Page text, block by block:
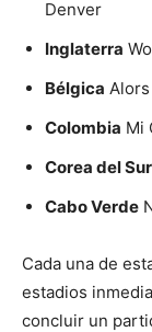
Denver
Inglaterra
Bélgica
Colombia Mi
Corea del Sur
Cabo Verde
Cada una de
estadios
concluir un